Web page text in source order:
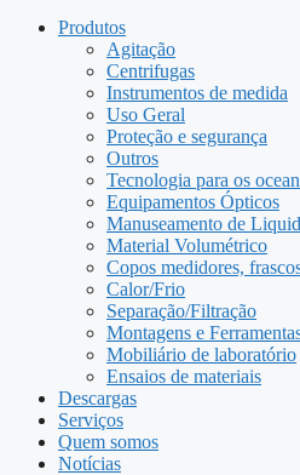
Produtos
Agitação
Centrifugas
Instrumentos de medida
Uso Geral
Proteção e segurança
Outros
Tecnologia para os
Equipamentos Ópticos
Manuseamento de
Material Volumétrico
Copos medidores,
Calor/Frio
Separação/Filtração
Montagens e
Mobiliário de laboratório
Ensaios de materiais
Descargas
Serviços
Quem somos
Notícias